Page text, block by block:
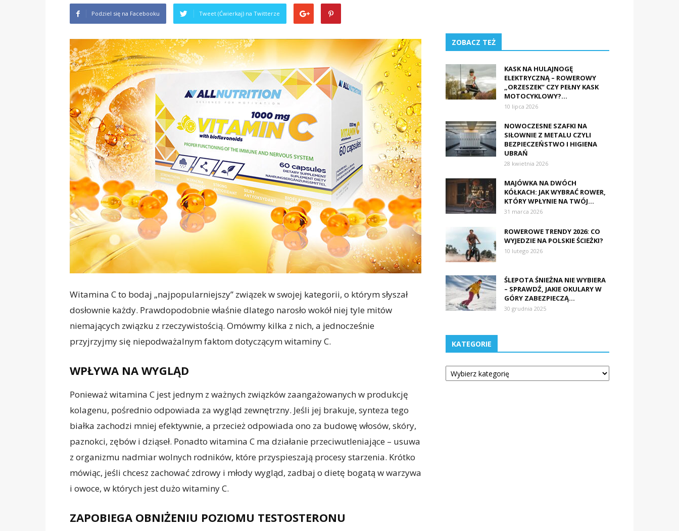
Podziel się na Facebooku Tweet (Ćwierkaj) na Twitterze
Witamina C to bodaj „najpopularniejszy” związek w swojej kategorii, o którym słyszał
dosłownie każdy. Prawdopodobnie właśnie dlatego narosło wokół niej tyle mitów
niemających związku z rzeczywistością. Omówmy kilka z nich, a jednocześnie
przyjrzyjmy się niepodważalnym faktom dotyczącym witaminy C.
WPŁYWA NA WYGLĄD
Ponieważ witamina C jest jednym z ważnych związków zaangażowanych w produkcję
kolagenu, pośrednio odpowiada za wygląd zewnętrzny. Jeśli jej brakuje, synteza tego
białka zachodzi mniej efektywnie, a przecież odpowiada ono za budowę włosów, skóry,
paznokci, zębów i dziąseł. Ponadto witamina C ma działanie przeciwutleniające – usuwa
z organizmu nadmiar wolnych rodników, które przyspieszają procesy starzenia. Krótko
mówiąc, jeśli chcesz zachować zdrowy i młody wygląd, zadbaj o dietę bogatą w warzywa
i owoce, w których jest dużo witaminy C.
ZAPOBIEGA OBNIŻENIU POZIOMU TESTOSTERONU
ZOBACZ TEŻ
KASK NA HULAJNOGĘ
ELEKTRYCZNĄ – ROWEROWY
„ORZESZEK” CZY PEŁNY KASK
MOTOCYKLOWY?...
10 lipca 2026
NOWOCZESNE SZAFKI NA
SIŁOWNIE Z METALU CZYLI
BEZPIECZEŃSTWO I HIGIENA
UBRAŃ
28 kwietnia 2026
MAJÓWKA NA DWÓCH
KÓŁKACH: JAK WYBRAĆ ROWER,
KTÓRY WPŁYNIE NA TWÓJ...
31 marca 2026
ROWEROWE TRENDY 2026: CO
WYJEDZIE NA POLSKIE ŚCIEŻKI?
10 lutego 2026
ŚLEPOTA ŚNIEŻNA NIE WYBIERA
– SPRAWDŹ, JAKIE OKULARY W
GÓRY ZABEZPIECZĄ...
30 grudnia 2025
KATEGORIE
Kategorie